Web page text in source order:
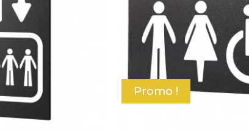
Promo !